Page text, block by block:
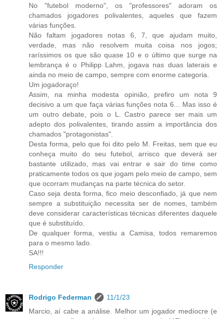
No "futebol moderno", os "professores" adoram os
chamados jogadores polivalentes, aqueles que fazem
várias funções.
Não faltam jogadores notas 6, 7, que ajudam muito,
verdade, mas não resolvem muita coisa nos jogos;
raríssimos os que são quase 10 e o último que surge na
lembrança é o Philipp Lahm, jogava nas duas laterais e
ainda no meio de campo, sempre com enorme categoria.
Um jogadoraço!
Assim, na minha modesta opinião, prefiro um nota 9
decisivo a um que faça várias funções nota 6... Mas isso é
um outro debate, pois o L. Castro parece ser mais um
adepto dos polivalentes, tirando assim a importância dos
chamados "protagonistas".
Desta forma, pelo que foi dito pelo M. Freitas, sem que eu
conheça muito do seu futebol, arrisco que deverá ser
bastante utilizado, mas vai entrar e sair do time como
praticamente todos os que jogam pelo meio de campo, sem
que ocorram mudanças na parte técnica do setor.
Caso seja desta forma, fico meio desconfiado, já que nem
sempre a substituição necessita ser de nomes, também
deve considerar características técnicas diferentes daquele
que é substituído.
De qualquer forma, vestiu a Camisa, todos remaremos
para o mesmo lado.
SA!!!
Responder
Rodrigo Federman
11/1/23
Marcio, aí cabe a análise. Melhor um jogador medíocre (e